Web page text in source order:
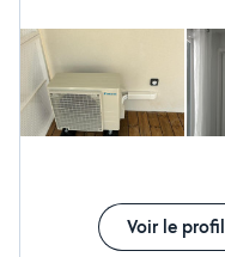
Voir le profil